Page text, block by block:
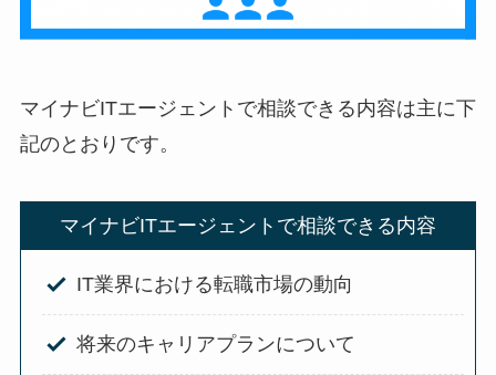
マイナビITエージェントで相談できる内容は主に下
記のとおりです。
マイナビITエージェントで相談できる内容
IT業界における転職市場の動向
将来のキャリアプランについて